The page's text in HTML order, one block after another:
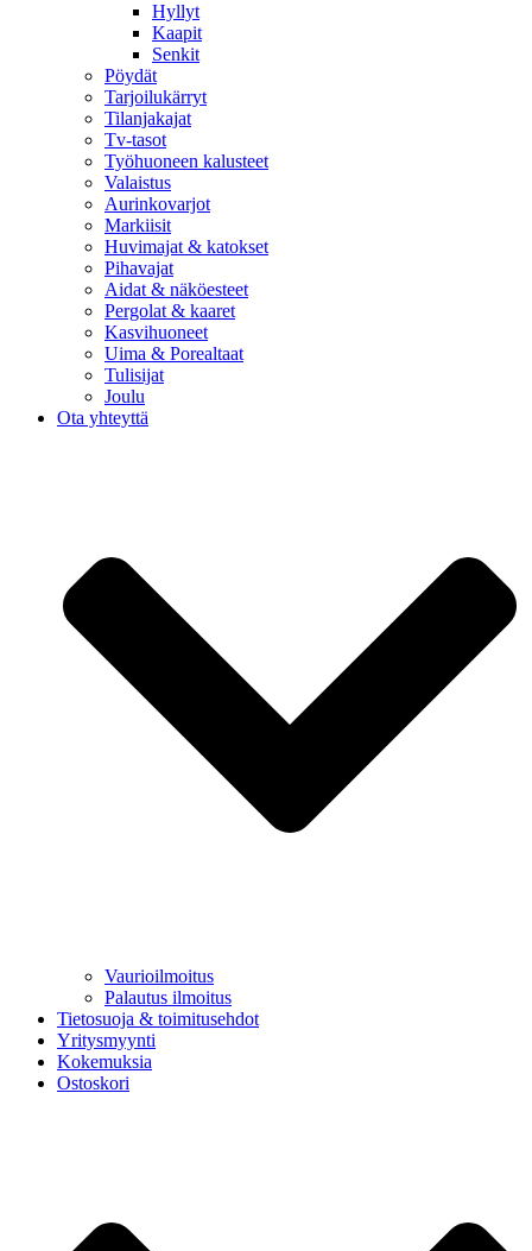
Hyllyt
Kaapit
Senkit
Pöydät
Tarjoilukärryt
Tilanjakajat
Tv-tasot
Työhuoneen kalusteet
Valaistus
Aurinkovarjot
Markiisit
Huvimajat & katokset
Pihavajat
Aidat & näköesteet
Pergolat & kaaret
Kasvihuoneet
Uima & Porealtaat
Tulisijat
Joulu
Ota yhteyttä
Vaurioilmoitus
Palautus ilmoitus
Tietosuoja & toimitusehdot
Yritysmyynti
Kokemuksia
Ostoskori